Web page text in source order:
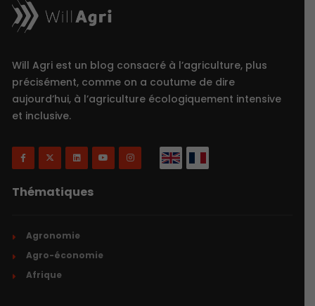
Will Agri est un blog consacré à l’agriculture, plus
précisément, comme on a coutume de dire
aujourd’hui, à l’agriculture écologiquement intensive
et inclusive.
Thématiques
Agronomie
Agro-économie
Afrique